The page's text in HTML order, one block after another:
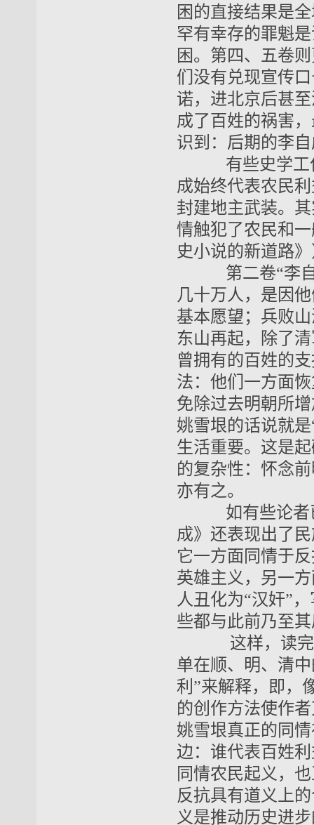
困的直接结果是
罕有幸存的罪魁
困。第四、五卷
们没有兑现宣传
诺，进北京后甚
成了百姓的祸害
识到：后期的李
有些史学工
成始终代表农民
封建地主武装。
情触犯了农民和
史小说的新道路
第二卷“李自
几十万人，是因
基本愿望；兵败
东山再起，除了
曾拥有的百姓的
法：他们一方面
免除过去明朝所
姚雪垠的话说就
生活重要。这是
的复杂性：怀念
亦有之。
如有些论者
成》还表现出了
它一方面同情于
英雄主义，另一
人丑化为“汉奸”
些都与此前乃至
这样，读完
单在顺、明、清
利”来解释，即，
的创作方法使作
姚雪垠真正的同
边：谁代表百姓
同情农民起义，
反抗具有道义上
义是推动历史进